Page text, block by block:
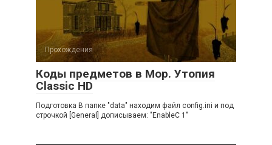
Прохождения
Коды предметов в Мор. Утопия
Classic HD
Подготовка В папке "data" находим файл config.ini и под
строчкой [General] дописываем: "EnableC 1"